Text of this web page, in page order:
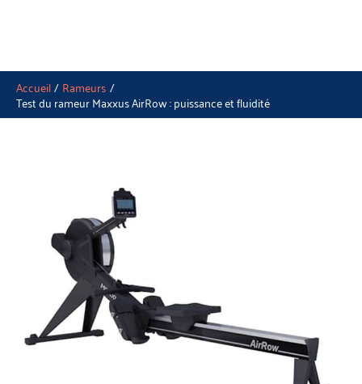
Accueil Rameurs
Test du rameur Maxxus AirRow : puissance et fluidité